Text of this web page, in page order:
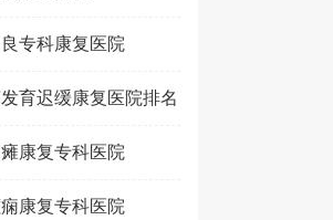
专科康复医院
育迟缓康复医院排名
康复专科医院
康复专科医院